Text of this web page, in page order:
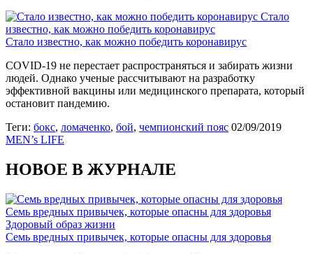
Cтало
известно, как можно победить коронавирус
Cтало известно, как можно победить коронавирус
COVID-19 не перестает распространяться и забирать жизни
людей. Однако ученые рассчитывают на разработку
эффективной вакцины или медицинского препарата, который
остановит пандемию.
Теги: бокс, ломаченко, бой, чемпионский пояс 02/09/2019
MEN’s LIFE
НОВОЕ В ЖУРНАЛЕ
Семь вредных привычек, которые опасны для здоровья
Здоровый образ жизни
Семь вредных привычек, которые опасны для здоровья